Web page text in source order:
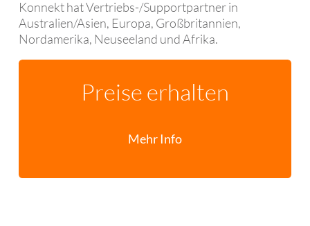
Konnekt hat Vertriebs-/Supportpartner in
Australien/Asien, Europa, Großbritannien,
Nordamerika, Neuseeland und Afrika.
Preise erhalten
Mehr Info